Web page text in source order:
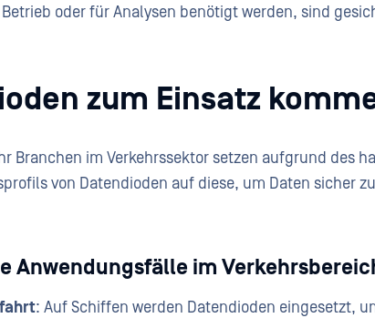
oder für Analysen benötigt werden, sind
zum Einsatz
Branchen im Verkehrssektor setzen aufgrund des
von Datendioden auf diese, um Daten sicher
Anwendungsfälle im
: Auf Schiffen werden Datendioden eingesetzt,